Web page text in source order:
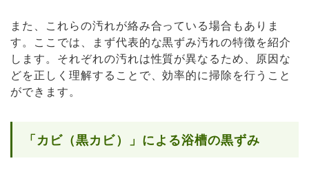
また、これらの汚れが絡み合っている場合もありま
す。ここでは、まず代表的な黒ずみ汚れの特徴を紹介
します。それぞれの汚れは性質が異なるため、原因な
どを正しく理解することで、効率的に掃除を行うこと
ができます。
「カビ（黒カビ）」による浴槽の黒ずみ